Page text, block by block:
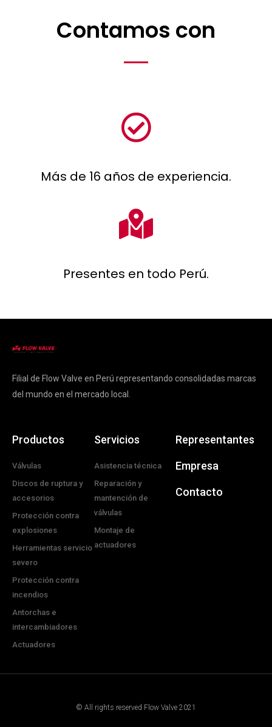
Contamos con
Más de 16 años de experiencia.
Presentes en todo Perú.
Filial de Flow Valve en Perú representando consolidadas marcas
del mundo en el mercado local.
Productos
Válvulas
Discos de ruptura y
accesorios
Protección contra
explosiones
Herramientas servicio
severo
Protección contra
incendios
Antorchas e
intercambiadores
Actuadores
Servicios
Asistencia técnica
Reparación y
mantención de
válvulas
Montaje de
actuadores
Representantes
Empresa
Contacto
© All rights reserved Flow Valve 2021